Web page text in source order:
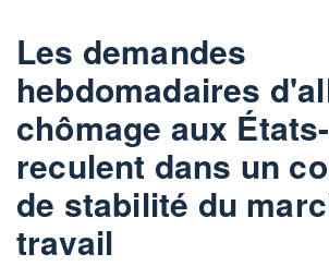
Les demandes
hebdomadaires
chômage aux
reculent dans un
de stabilité du
travail